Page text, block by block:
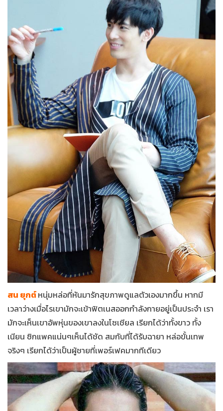
สน ยุกต์หนุ่มหล่อที่หันมารักสุขภาพดูแลตัวเองมากขึ้น หากมี
เวลาว่างเมื่อไรเขามักจะเข้าฟิตเนสออกกำลังกายอยู่เป็นประจำ เรา
มักจะเห็นเขาอัพหุ่นของเขาลงในโซเชียล เรียกได้ว่าทั้งขาว ทั้ง
เนียน ซิกแพคแน่นๆเห็นได้ชัด สมกับที่ได้รับฉายา หล่อขั้นเทพ
จริงๆ เรียกได้ว่าเป็นผู้ชายที่เพอร์เฟคมากทีเดียว